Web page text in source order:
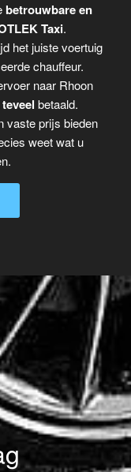
betrouwbare en
Taxi.
het juiste voertuig
chauffeur.
naar Rhoon
betaald.
vaste prijs bieden
weet wat u